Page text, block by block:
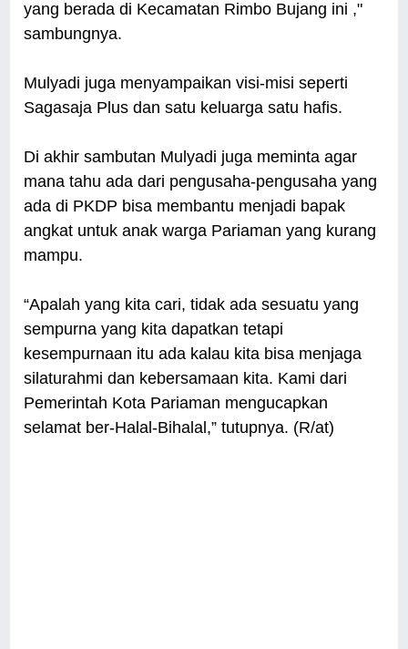
yang berada di Kecamatan Rimbo Bujang ini ,"
sambungnya.
Mulyadi juga menyampaikan visi-misi seperti
Sagasaja Plus dan satu keluarga satu hafis.
Di akhir sambutan Mulyadi juga meminta agar
mana tahu ada dari pengusaha-pengusaha yang
ada di PKDP bisa membantu menjadi bapak
angkat untuk anak warga Pariaman yang kurang
mampu.
“Apalah yang kita cari, tidak ada sesuatu yang
sempurna yang kita dapatkan tetapi
kesempurnaan itu ada kalau kita bisa menjaga
silaturahmi dan kebersamaan kita. Kami dari
Pemerintah Kota Pariaman mengucapkan
selamat ber-Halal-Bihalal,” tutupnya. (R/at)